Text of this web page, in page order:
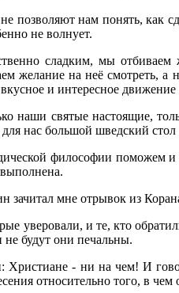
позволяют нам понять, как
не волнует.
сладким, мы
желание на неё смотреть, а
вкусное и интересное
наши святые настоящие,
нас большой шведский
философии поможем и
зачитал мне отрывок из
уверовали, и те, кто
будут они печальны.
Христиане - ни на чем! И
относительно того, в чем